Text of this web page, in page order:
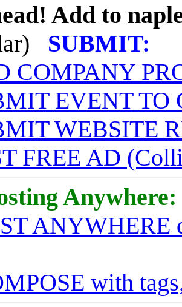
Add to
SUBMIT:
COMPANY
EVENT TO
WEBSITE
FREE AD
Anywhere:
ANYWHERE
with